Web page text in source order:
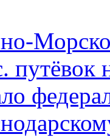
путёвок